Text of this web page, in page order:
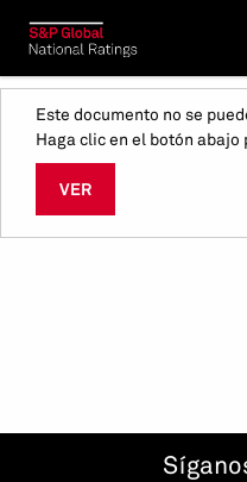
Este documento no se
Haga clic en el botón abajo
VER